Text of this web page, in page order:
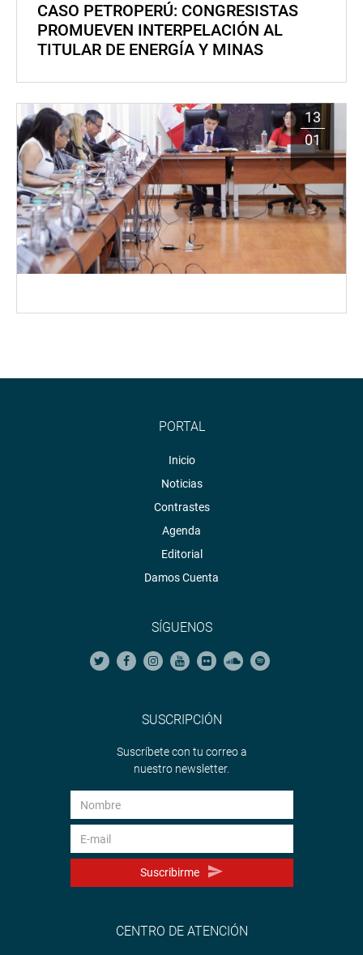
CASO PETROPERÚ: CONGRESISTAS
PROMUEVEN INTERPELACIÓN AL
TITULAR DE ENERGÍA Y MINAS
13
01
PORTAL
Inicio
Noticias
Contrastes
Agenda
Editorial
Damos Cuenta
SÍGUENOS
SUSCRIPCIÓN
Suscríbete con tu correo a
nuestro newsletter.
Suscribirme
CENTRO DE ATENCIÓN